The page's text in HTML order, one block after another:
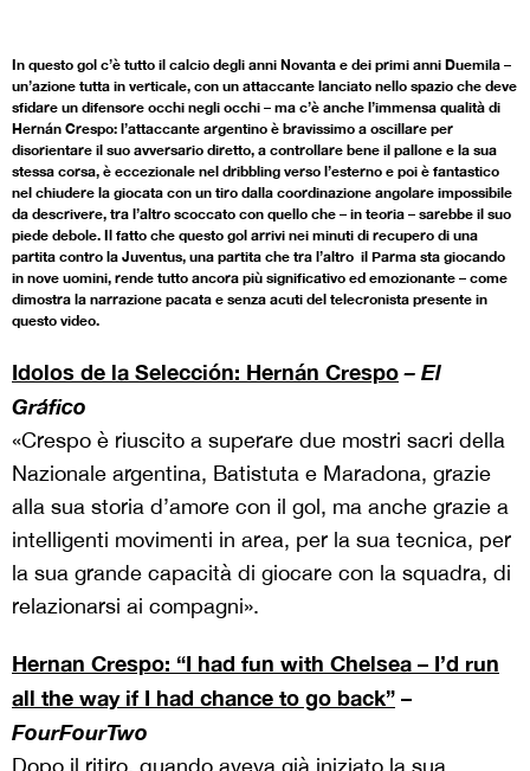
In questo gol c’è tutto il calcio degli anni Novanta e dei primi anni Duemila –
un’azione tutta in verticale, con un attaccante lanciato nello spazio che deve
sfidare un difensore occhi negli occhi – ma c’è anche l’immensa qualità di
Hernán Crespo: l’attaccante argentino è bravissimo a oscillare per
disorientare il suo avversario diretto, a controllare bene il pallone e la sua
stessa corsa, è eccezionale nel dribbling verso l’esterno e poi è fantastico
nel chiudere la giocata con un tiro dalla coordinazione angolare impossibile
da descrivere, tra l’altro scoccato con quello che – in teoria – sarebbe il suo
piede debole. Il fatto che questo gol arrivi nei minuti di recupero di una
partita contro la Juventus, una partita che tra l’altro il Parma sta giocando
in nove uomini, rende tutto ancora più significativo ed emozionante – come
dimostra la narrazione pacata e senza acuti del telecronista presente in
questo video.
Idolos de la Selección: Hernán Crespo– El
Gráfico
«Crespo è riuscito a superare due mostri sacri della
Nazionale argentina, Batistuta e Maradona, grazie
alla sua storia d’amore con il gol, ma anche grazie a
intelligenti movimenti in area, per la sua tecnica, per
la sua grande capacità di giocare con la squadra, di
relazionarsi ai compagni».
Hernan Crespo: “I had fun with Chelsea – I’d run
all the way if I had chance to go back” –
FourFourTwo
Dopo il ritiro, quando aveva già iniziato la sua